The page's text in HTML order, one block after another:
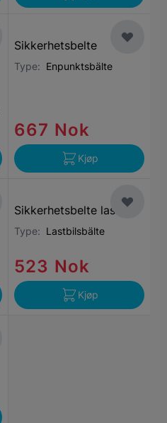
Sikkerhetsbelte
Type: Enpunktsbälte
667 Nok
Kjøp
Sikkerhetsbelte lastebil
Type: Lastbilsbälte
523 Nok
Kjøp